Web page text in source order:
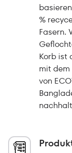
%
Fasern.
Korb ist
mit
von